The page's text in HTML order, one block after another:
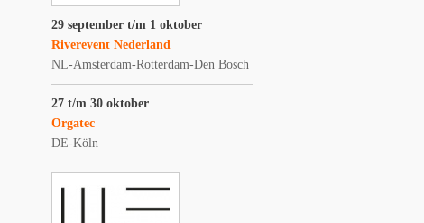
29 september t/m 1 oktober
Riverevent Nederland
NL-Amsterdam-Rotterdam-Den Bosch
27 t/m 30 oktober
Orgatec
DE-Köln